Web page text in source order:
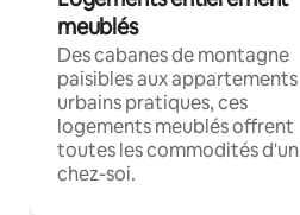
meublés
Des cabanes de montagne
paisibles aux appartements
urbains pratiques, ces
logements meublés offrent
toutes les commodités d'un
chez-soi.